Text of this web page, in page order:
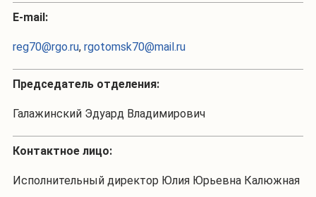
Е-mail:
reg70@rgo.ru, rgotomsk70@mail.ru
Председатель отделения:
Галажинский Эдуард Владимирович
Контактное лицо:
Исполнительный директор Юлия Юрьевна Калюжная